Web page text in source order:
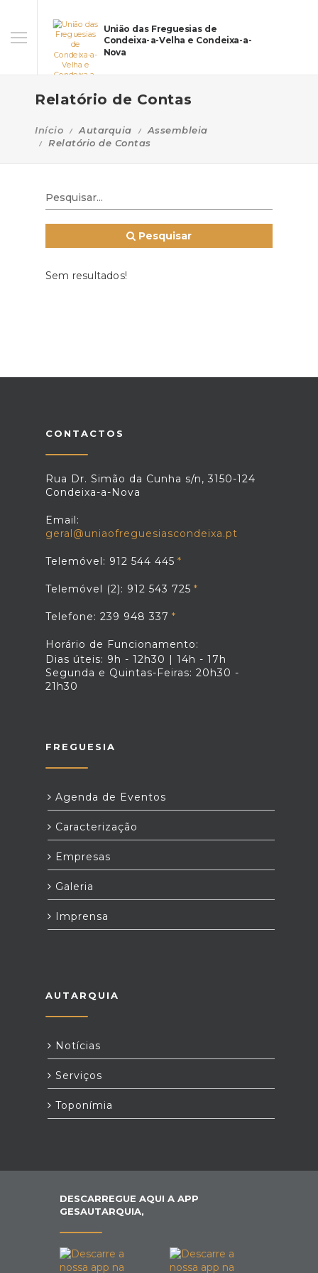
União das Freguesias de
Condeixa-a-Velha e Condeixa-a-
Nova
Relatório de Contas
Início Autarquia
Assembleia
Relatório de Contas
Pesquisar
Sem resultados!
CONTACTOS
Rua Dr. Simão da Cunha s/n, 3150-124
Condeixa-a-Nova
Email:
geral@uniaofreguesiascondeixa.pt
Telemóvel: 912 544 445
Telemóvel (2): 912 543 725
Telefone: 239 948 337
Horário de Funcionamento:
Dias úteis: 9h - 12h30 | 14h - 17h
Segunda e Quintas-Feiras: 20h30 -
21h30
FREGUESIA
Agenda de Eventos
Caracterização
Empresas
Galeria
Imprensa
AUTARQUIA
Notícias
Serviços
Toponímia
DESCARREGUE AQUI A APP
GESAUTARQUIA,